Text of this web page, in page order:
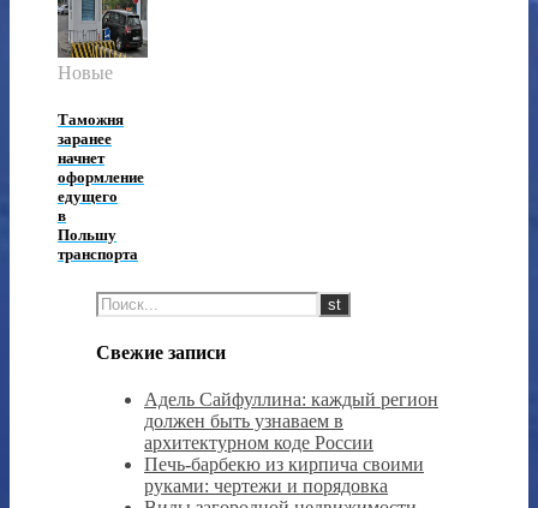
Новые
Таможня
заранее
начнет
оформление
едущего
в
Польшу
транспорта
Свежие записи
Адель Сайфуллина: каждый регион
должен быть узнаваем в
архитектурном коде России
Печь-барбекю из кирпича своими
руками: чертежи и порядовка